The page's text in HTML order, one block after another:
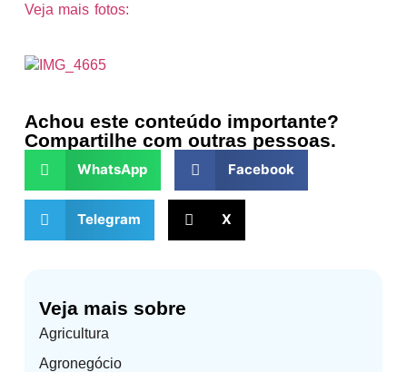
Veja mais sobre
Agricultura
Agronegócio
Veja mais fotos:
Achou este conteúdo importante?
Compartilhe com outras pessoas.
WhatsApp Facebook
Telegram X